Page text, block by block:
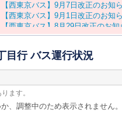
【西東京バス 】 9月 7 日 改正のお知 ら
【西東京バス 】 9月 1 日 改正のお知 ら
【西東京バス 】 8 月 29日改正のお知
【京王バス】お盆ダイヤのお知らせ
目行 バス運行状況
ます。
、調整中のため表示されません。